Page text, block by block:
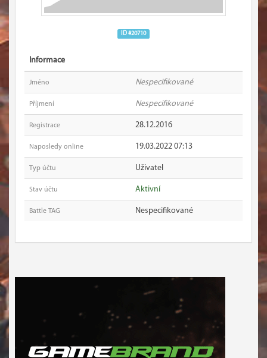
ID #20710
Informace
Jméno Nespecifikované
Příjmení Nespecifikované
Registrace 28.12.2016
Naposledy online 19.03.2022 07:13
Typ účtu Uživatel
Stav účtu Aktivní
Battle TAG Nespecifikované